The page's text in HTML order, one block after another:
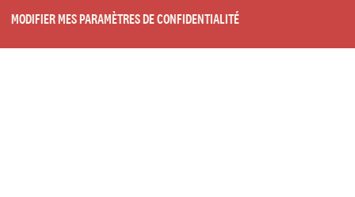
MODIFIER MES PARAMÈTRES DE CONFIDENTIALITÉ